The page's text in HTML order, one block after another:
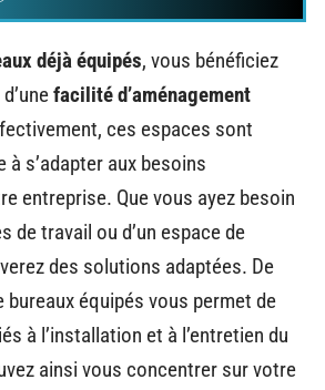
déjà équipés, vous bénéficiez
facilité d’aménagement
ces espaces sont
à s’adapter aux besoins
entreprise. Que vous ayez besoin
de travail ou d’un espace de
des solutions adaptées. De
bureaux équipés vous permet de
à l’installation et à l’entretien du
ainsi vous concentrer sur votre